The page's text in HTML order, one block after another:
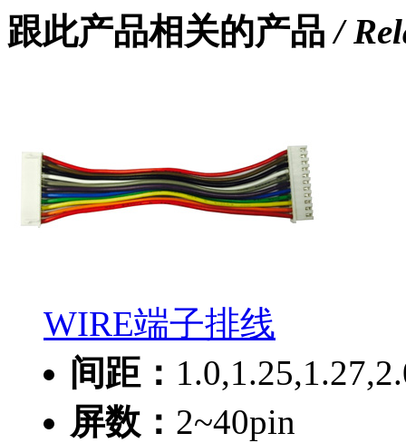
跟此产品相关的产品/
WIRE端子排线
间距：
屏数： 2~40pin